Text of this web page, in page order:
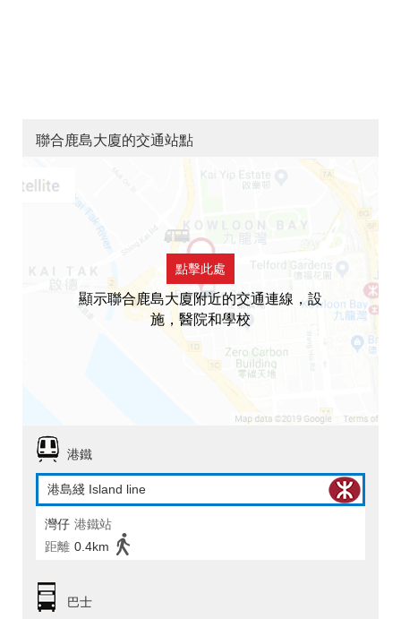
聯合鹿島大廈的交通站點
點擊此處
顯示聯合鹿島大廈附近的交通連線，設
施，醫院和學校
港鐵
港島綫 Island line
灣仔 港鐵站
距離 0.4km
巴士